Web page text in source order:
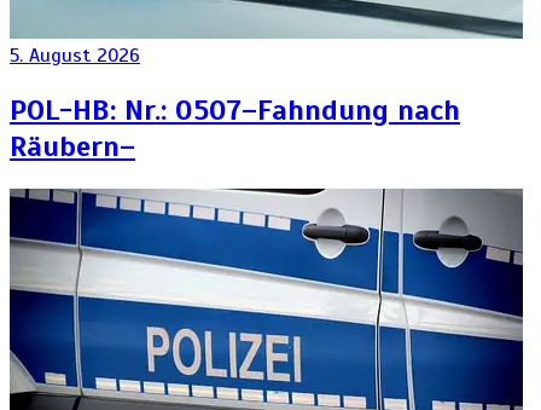
5. August 2026
POL-HB: Nr.: 0507–Fahndung nach
Räubern–